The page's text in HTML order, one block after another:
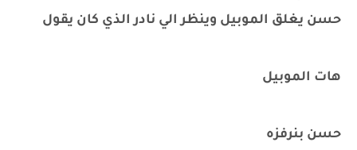
حسن يغلق الموبيل وينظر الي نادر الذي كان يقول
هات الموبيل
حسن بنرفزه